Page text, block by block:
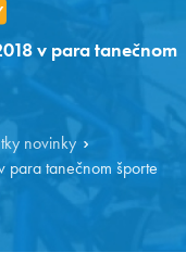
v para tanečnom
novinky
para tanečnom športe